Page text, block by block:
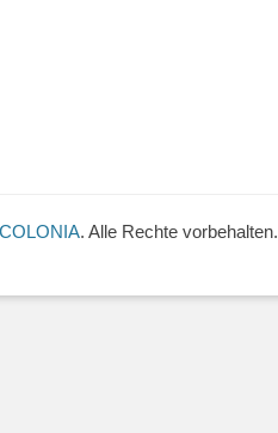
. Alle Rechte vorbehalten.